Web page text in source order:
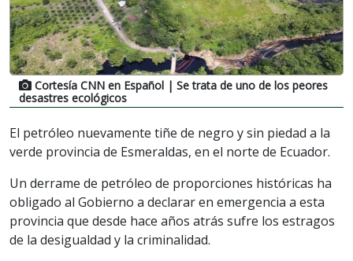
Cortesía CNN en Español | Se trata de uno de los peores
desastres ecológicos
El petróleo nuevamente tiñe de negro y sin piedad a la
verde provincia de Esmeraldas, en el norte de Ecuador.
Un derrame de petróleo de proporciones históricas ha
obligado al Gobierno a declarar en emergencia a esta
provincia que desde hace años atrás sufre los estragos
de la desigualdad y la criminalidad.